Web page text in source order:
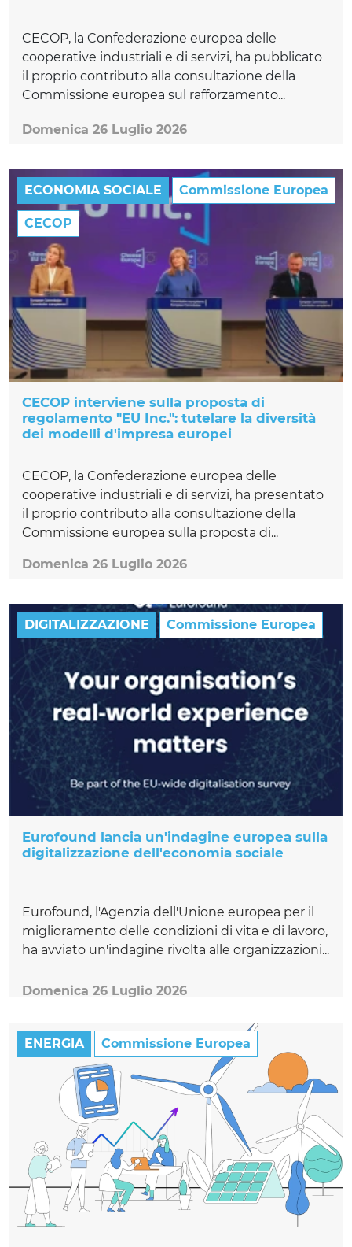
CECOP, la Confederazione europea delle
cooperative industriali e di servizi, ha pubblicato
il proprio contributo alla consultazione della
Commissione europea sul rafforzamento...
Domenica 26 Luglio 2026
ECONOMIA SOCIALE Commissione Europea
CECOP
CECOP interviene sulla proposta di
regolamento "EU Inc.": tutelare la diversità
dei modelli d'impresa europei
CECOP, la Confederazione europea delle
cooperative industriali e di servizi, ha presentato
il proprio contributo alla consultazione della
Commissione europea sulla proposta di...
Domenica 26 Luglio 2026
DIGITALIZZAZIONE Commissione Europea
Eurofound lancia un'indagine europea sulla
digitalizzazione dell'economia sociale
Eurofound, l'Agenzia dell'Unione europea per il
miglioramento delle condizioni di vita e di lavoro,
ha avviato un'indagine rivolta alle organizzazioni...
Domenica 26 Luglio 2026
ENERGIA Commissione Europea